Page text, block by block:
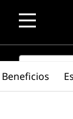
SEARCH
Beneficios